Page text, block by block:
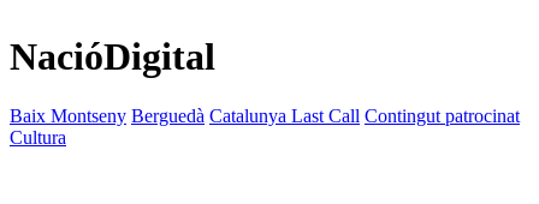
NacióDigital
Baix Montseny Berguedà Catalunya Last Call Contingut patrocinat
Cultura